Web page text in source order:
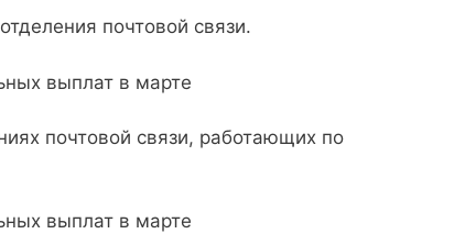
почтовой связи.
почтовой связи, работающих по